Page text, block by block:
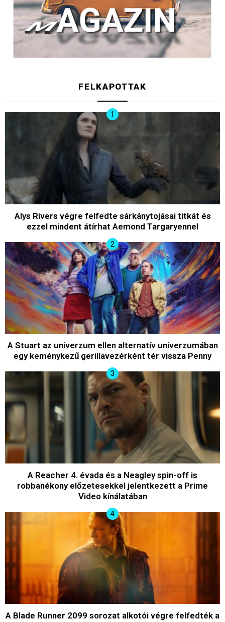
FELKAPOTTAK
Alys Rivers végre felfedte sárkánytojásai titkát és
ezzel mindent átírhat Aemond Targaryennel
A Stuart az univerzum ellen alternatív univerzumában
egy keménykezű gerillavezérként tér vissza Penny
A Reacher 4. évada és a Neagley spin-off is
robbanékony előzetesekkel jelentkezett a Prime
Video kínálatában
A Blade Runner 2099 sorozat alkotói végre felfedték a